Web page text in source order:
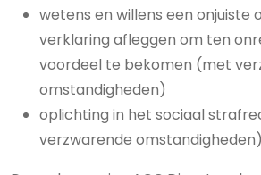
wetens en willens een onjuiste
verklaring afleggen om ten
voordeel te bekomen (met
omstandigheden)
oplichting in het sociaal
verzwarende omstandigheden)